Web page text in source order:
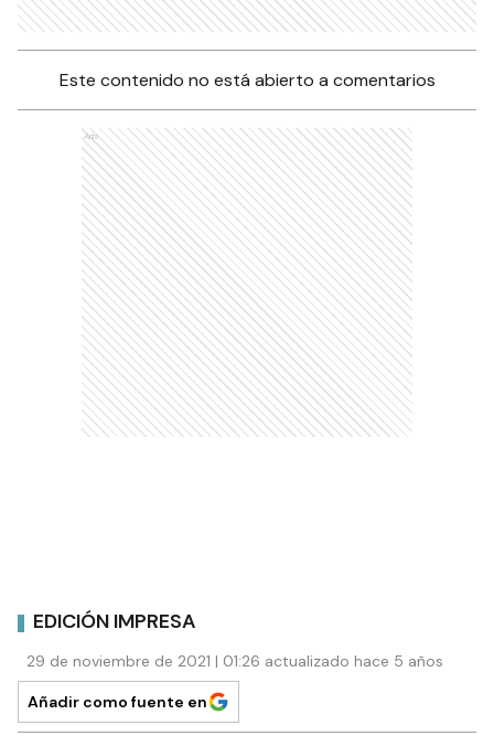
Este contenido no está abierto a comentarios
Ads
EDICIÓN IMPRESA
29 de noviembre de 2021 | 01:26 actualizado hace 5 años
Añadir como fuente en